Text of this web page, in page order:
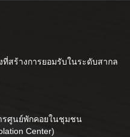
ที่สร้างการยอมรับในระดับสากล
รศูนย์พักคอยในชุมชน
Center)